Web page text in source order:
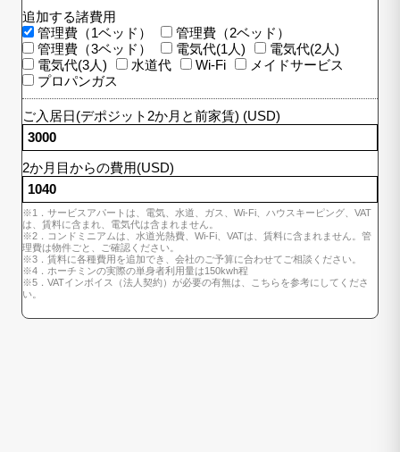
追加する諸費用
管理費（1ベッド）
管理費（2ベッド）
管理費（3ベッド）
電気代(1人)
電気代(2人)
電気代(3人)
水道代 Wi-Fi
メイドサービス
プロパンガス
ご入居日(デポジット2か月と前家賃) (USD)
2か月目からの費用(USD)
※1．サービスアパートは、電気、水道、ガス、Wi-Fi、ハウスキーピング、VAT
は、賃料に含まれ、電気代は含まれません。
※2．コンドミニアムは、水道光熱費、Wi-Fi、VATは、賃料に含まれません。管
理費は物件ごと、ご確認ください。
※3．賃料に各種費用を追加でき、会社のご予算に合わせてご相談ください。
※4．ホーチミンの実際の単身者利用量は150kwh程
※5．VATインボイス（法人契約）が必要の有無は、こちらを参考にしてくださ
い。